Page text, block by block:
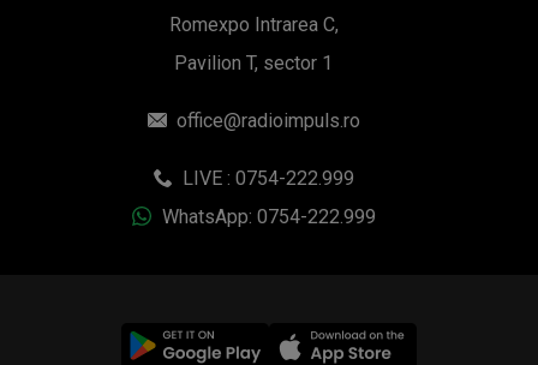
Romexpo Intrarea C,
Pavilion T, sector 1
office@radioimpuls.ro
LIVE : 0754-222.999
WhatsApp: 0754-222.999